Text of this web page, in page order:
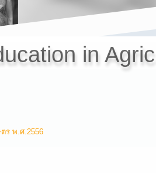
in
ร พ.ศ.2556